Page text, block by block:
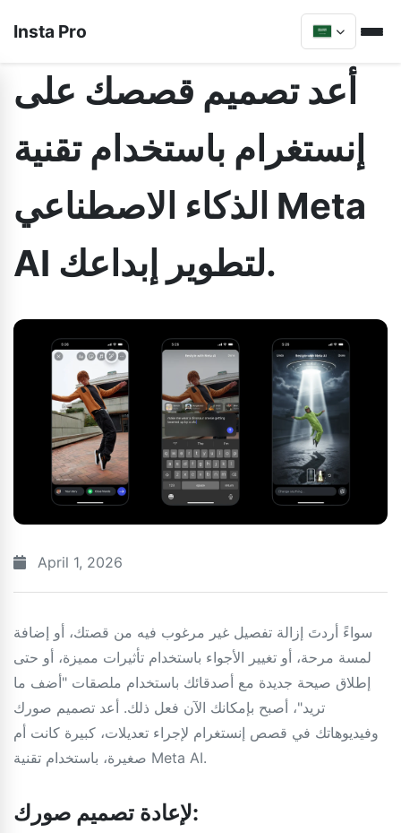
Insta Pro
أعد تصميم قصصك على
إنستغرام باستخدام تقنية
الذكاء الاصطناعي Meta
AI لتطوير إبداعك.
April 1, 2026
سواءً أردتَ إزالة تفصيل غير مرغوب فيه من قصتك، أو إضافة
لمسة مرحة، أو تغيير الأجواء باستخدام تأثيرات مميزة، أو حتى
إطلاق صيحة جديدة مع أصدقائك باستخدام ملصقات "أضف ما
تريد"، أصبح بإمكانك الآن فعل ذلك. أعد تصميم صورك
وفيديوهاتك في قصص إنستغرام لإجراء تعديلات، كبيرة كانت أم
صغيرة، باستخدام تقنية Meta AI.
لإعادة تصميم صورك: